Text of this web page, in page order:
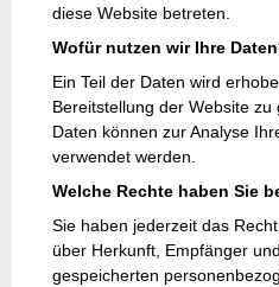
diese Website betreten.
Wofür nutzen wir Ihre
Ein Teil der Daten wird
Bereitstellung der Website zu
Daten können zur Analyse
verwendet werden.
Welche Rechte haben Sie
Sie haben jederzeit das
über Herkunft, Empfänger
gespeicherten